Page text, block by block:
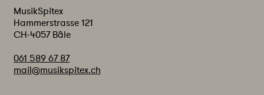
MusikSpitex
Hammerstrasse 121
CH-4057 Bâle
061 589 67 87
mail@musikspitex.ch